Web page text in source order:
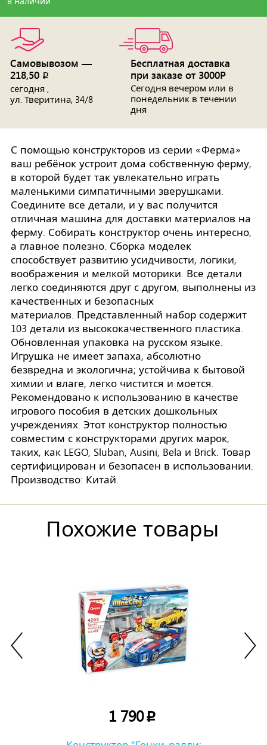
Самовывозом —
218,50 p
сегодня ,
ул. Тверитина, 34/8
Бесплатная доставка
при заказе от 3000Р
Сегодня вечером или в
понедельник в течении
дня
С помощью конструкторов из серии «Ферма»
ваш ребёнок устроит дома собственную ферму,
в которой будет так увлекательно играть
маленькими симпатичными зверушками.
Соедините все детали, и у вас получится
отличная машина для доставки материалов на
ферму. Собирать конструктор очень интересно,
а главное полезно. Сборка моделек
способствует развитию усидчивости, логики,
воображения и мелкой моторики. Все детали
легко соединяются друг с другом, выполнены из
качественных и безопасных
материалов. Представленный набор содержит
103 детали из высококачественного пластика.
Обновленная упаковка на русском языке.
Игрушка не имеет запаха, абсолютно
безвредна и экологична; устойчива к бытовой
химии и влаге, легко чистится и моется.
Рекомендовано к использованию в качестве
игрового пособия в детских дошкольных
учреждениях. Этот конструктор полностью
совместим с конструкторами других марок,
таких, как LEGO, Sluban, Ausini, Bela и Brick. Товар
сертифицирован и безопасен в использовании.
Производство: Китай.
Похожие товары
1 790p